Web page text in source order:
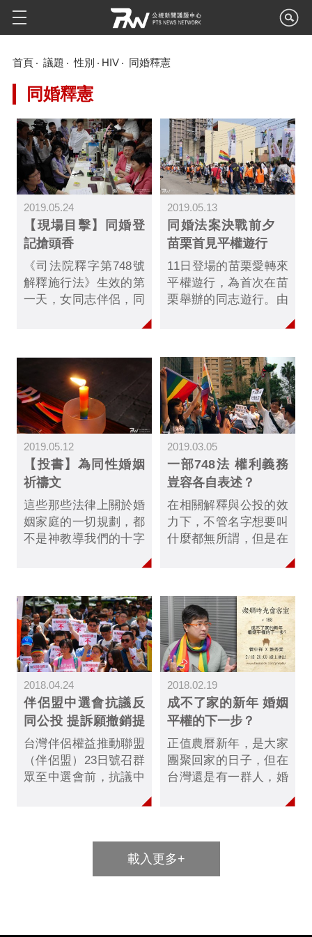
首頁 議題 性別 HIV 同婚釋憲
同婚釋憲
2019.05.24
【現場目擊】同婚登
記搶頭香
《司法院釋字第748號
解釋施行法》生效的第
一天，女同志伴侶，同
律師許秀雯和秘書長簡
成為台北市中正戶政事
務所第一對完成結婚登
記的同志伴侶......
2019.05.13
同婚法案決戰前夕
苗栗首見平權遊行
11日登場的苗栗愛轉來
平權遊行，為首次在苗
栗舉辦的同志遊行。由
兩年期限將至，立法院
同志社群也號召民眾前
往立法院守護婚姻平
權…
2019.05.12
【投書】為同性婚姻
祈禱文
這些那些法律上關於婚
姻家庭的一切規劃，都
不是神教導我們的十字
為義而設計的律法。基
撒；神的歸給神。」主
內基督徒尚且不能因行
神的律法稱義，難道卻
能憑行凱撒的律法而
喜，便以為得勝嗎？
2019.03.05
一部748法 權利義務
豈容各自表述？
在相關解釋與公投的效
力下，不管名字想要叫
什麼都無所謂，但是在
設計上，它必須是個婚
所差異，可能就會對公
益有所傷害......
2018.04.24
伴侶盟中選會抗議反
同公投 提訴願撤銷提
案
台灣伴侶權益推動聯盟
（伴侶盟）23日號召群
眾至中選會前，抗議中
盟（下福盟）提出的三
選會撤銷行政處分、停
止執行三項反同公投
案，伴侶盟指出反同公
2018.02.19
成不了家的新年 婚姻
平權的下一步？
正值農曆新年，是大家
團聚回家的日子，但在
台灣還是有一群人，婚
福，甚至受到阻饒，他
平權的同志朋友們。
載入更多+